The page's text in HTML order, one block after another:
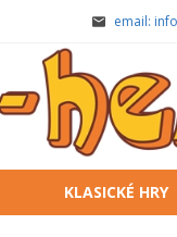
email:
KLASICKÉ HRY